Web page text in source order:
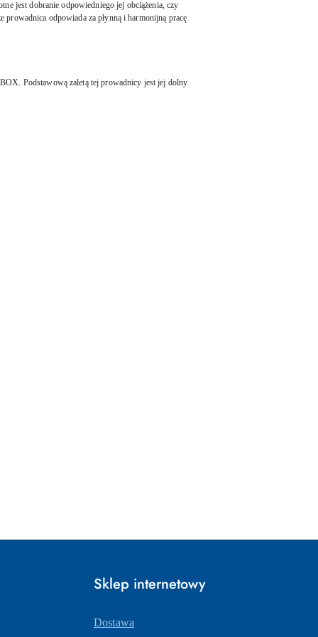
jest dobranie odpowiedniego jej obciążenia, czy
odpowiada za płynną i harmonijną pracę
Podstawową zaletą tej prowadnicy jest jej dolny
Sklep internetowy
Dostawa